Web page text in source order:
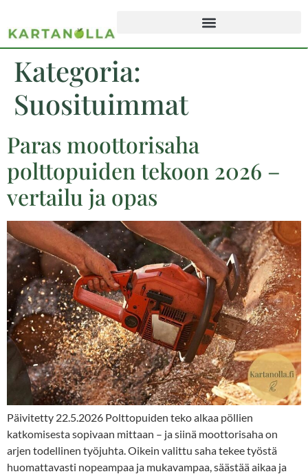
Kategoria:
Suosituimmat
Paras moottorisaha
polttopuiden tekoon 2026 –
vertailu ja opas
Päivitetty 22.5.2026 Polttopuiden teko alkaa pöllien
katkomisesta sopivaan mittaan – ja siinä moottorisaha on
arjen todellinen työjuhta. Oikein valittu saha tekee työstä
huomattavasti nopeampaa ja mukavampaa, säästää aikaa ja